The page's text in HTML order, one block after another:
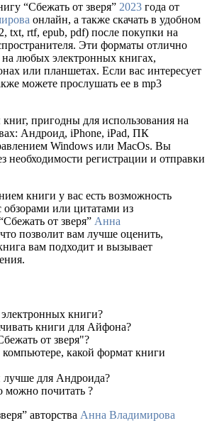
“Сбежать от зверя” 2023 года от
онлайн, а также скачать в удобном
txt, rtf, epub, pdf) после покупки на
Эти форматы отлично
на любых электронных книгах,
или планшетах. Если вас интересует
можете прослушать ее в mp3
пригодны для использования на
Андроид, iPhone, iPad, ПК
Windows или MacOs. Вы
необходимости регистрации и отправки
книги у вас есть возможность
обзорами или цитатами из
от зверя” Анна
позволит вам лучше оценить,
вам подходит и вызывает
книги?
книги для Айфона?
от зверя"?
какой формат книги
для Андроида?
можно почитать ?
авторства Анна Владимирова